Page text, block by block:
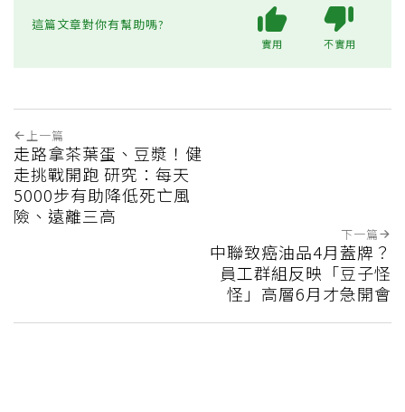
這篇文章對你有幫助嗎?
實用 不實用
上一篇
走路拿茶葉蛋、豆漿！健
走挑戰開跑 研究：每天
5000步有助降低死亡風
險、遠離三高
下一篇
中聯致癌油品4月蓋牌？
員工群組反映「豆子怪
怪」高層6月才急開會